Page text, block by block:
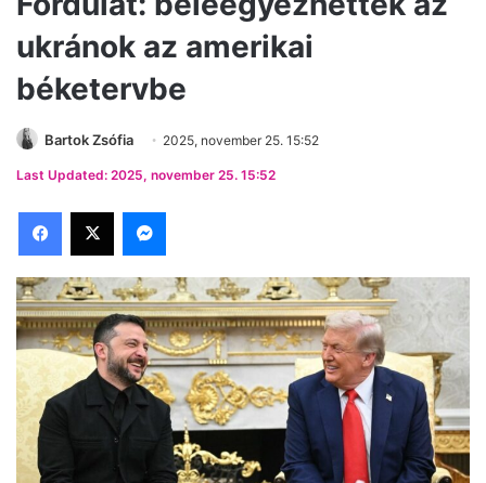
ukránok az amerikai
béketervbe
Bartok Zsófia 2025, november 25. 15:52
Last Updated: 2025, november 25. 15:52
Facebook
X Messenger